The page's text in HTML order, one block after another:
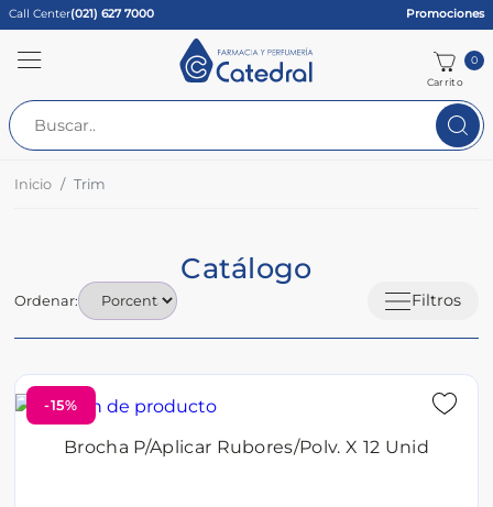
Call Center(021) 627 7000 Promociones
Carrito
0
Inicio Trim
Catálogo
Filtros
Ordenar:
-15%
Brocha P/Aplicar Rubores/Polv. X 12 Unid